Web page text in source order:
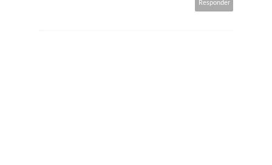
Responder